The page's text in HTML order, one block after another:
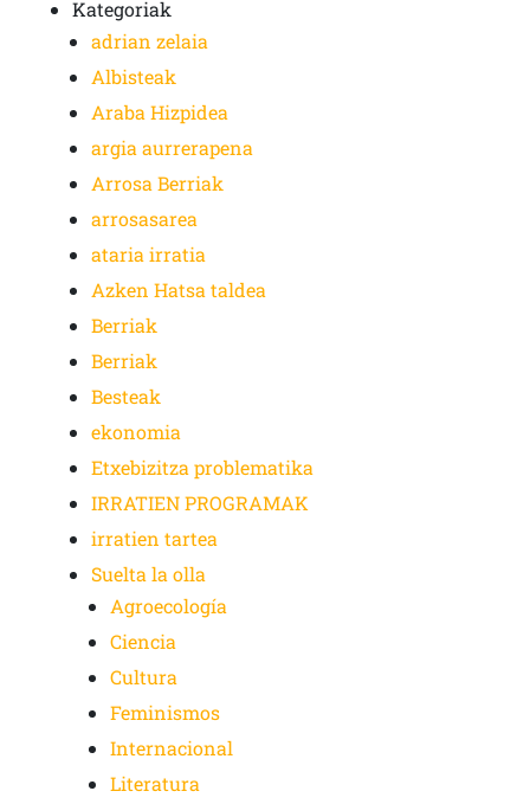
Kategoriak
adrian zelaia
Albisteak
Araba Hizpidea
argia aurrerapena
Arrosa Berriak
arrosasarea
ataria irratia
Azken Hatsa taldea
Berriak
Berriak
Besteak
ekonomia
Etxebizitza problematika
IRRATIEN PROGRAMAK
irratien tartea
Suelta la olla
Agroecología
Ciencia
Cultura
Feminismos
Internacional
Literatura